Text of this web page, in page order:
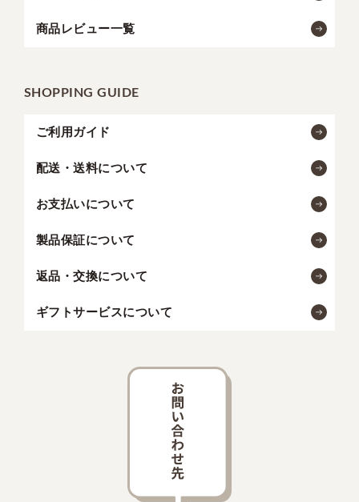
商品レビュー一覧
SHOPPING GUIDE
ご利用ガイド
配送・送料について
お支払いについて
製品保証について
返品・交換について
ギフトサービスについて